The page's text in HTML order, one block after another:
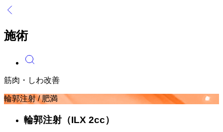
施術
筋肉・しわ改善
輪郭注射 / 肥満
輪郭注射（ILX 2cc）